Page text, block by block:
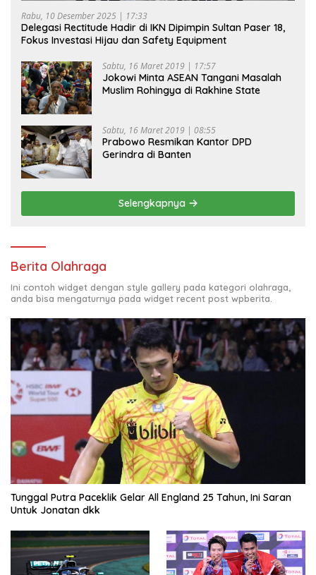
Rabu, 10 Desember 2025 | 17:33
Delegasi Rectitude Hadir di IKN Dipimpin Sultan Paser 18,
Fokus Investasi Hijau dan Safety Equipment
Sabtu, 16 Maret 2019 | 17:57
Jokowi Minta ASEAN Tangani Masalah
Muslim Rohingya di Rakhine State
Sabtu, 16 Maret 2019 | 08:55
Prabowo Resmikan Kantor DPD
Gerindra di Banten
Selengkapnya
Berita Olahraga
Ini contoh widget dengan style gallery pada kategori olahraga,
anda bisa mengaturnya pada widget recent post wpberita.
Tunggal Putra Paceklik Gelar All England 25 Tahun, Ini Saran
Untuk Jonatan dkk